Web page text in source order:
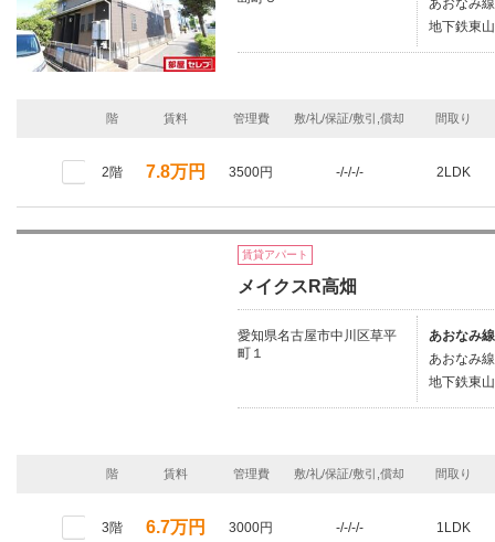
あおなみ
地下鉄東
階 賃料 管理費 敷/礼/保証/敷引,償却 間取り
2階 7.8万円 3500円 -/-/-/- 2LDK
賃貸アパート
メイクスR高畑
愛知県名古屋市中川区草平
町１
あおなみ
あおなみ
地下鉄東
階 賃料 管理費 敷/礼/保証/敷引,償却 間取り
3階 6.7万円 3000円 -/-/-/- 1LDK